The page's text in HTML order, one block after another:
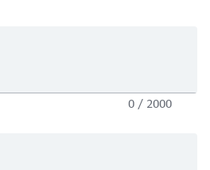
0 / 2000